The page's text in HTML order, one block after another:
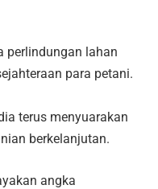
perlindungan lahan
para petani.
terus menyuarakan
berkelanjutan.
angka